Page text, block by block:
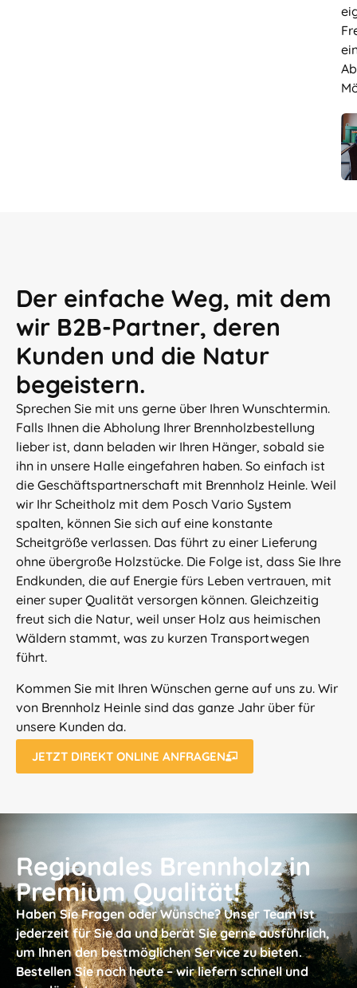
Der einfache Weg, mit dem
wir B2B-Partner, deren
Kunden und die Natur
begeistern.
Sprechen Sie mit uns gerne über Ihren Wunschtermin.
Falls Ihnen die Abholung Ihrer Brennholzbestellung
lieber ist, dann beladen wir Ihren Hänger, sobald sie
ihn in unsere Halle eingefahren haben. So einfach ist
die Geschäftspartnerschaft mit Brennholz Heinle. Weil
wir Ihr Scheitholz mit dem Posch Vario System
spalten, können Sie sich auf eine konstante
Scheitgröße verlassen. Das führt zu einer Lieferung
ohne übergroße Holzstücke. Die Folge ist, dass Sie Ihre
Endkunden, die auf Energie fürs Leben vertrauen, mit
einer super Qualität versorgen können. Gleichzeitig
freut sich die Natur, weil unser Holz aus heimischen
Wäldern stammt, was zu kurzen Transportwegen
führt.
Kommen Sie mit Ihren Wünschen gerne auf uns zu. Wir
von Brennholz Heinle sind das ganze Jahr über für
unsere Kunden da.
JETZT DIREKT ONLINE ANFRAGEN
Regionales Brennholz in
Premium Qualität!
Haben Sie Fragen oder Wünsche? Unser Team ist
jederzeit für Sie da und berät Sie gerne ausführlich,
um Ihnen den bestmöglichen Service zu bieten.
Bestellen Sie noch heute – wir liefern schnell und